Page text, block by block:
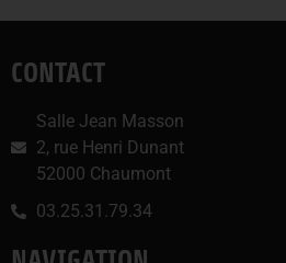
CONTACT
Salle Jean Masson
2, rue Henri Dunant
52000 Chaumont
03.25.31.79.34